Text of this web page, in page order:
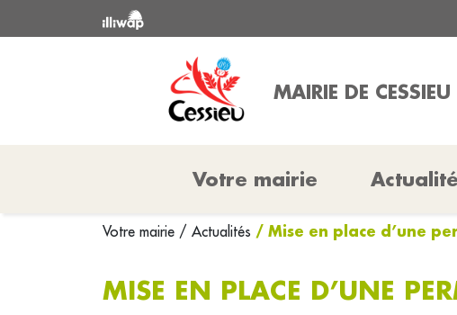
MAIRIE DE CESSIEU
Votre mairie
Votre mairie / Actualités / Mise en place d’une
MISE EN PLACE D’UNE